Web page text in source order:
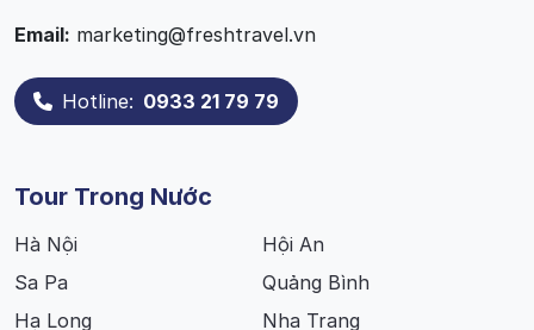
Email: marketing@freshtravel.vn
Hotline: 0933 21 79 79
Tour Trong Nước
Hà Nội
Hội An
Sa Pa
Quảng Bình
Hạ Long
Nha Trang